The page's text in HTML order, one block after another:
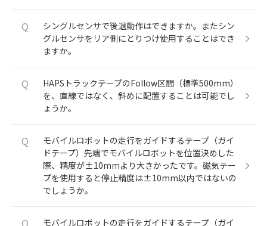
Q
シングルセンサで後退動作はできますか。またシン
グルセンサをリア側にとりつけ使用することはでき
ますか。
Q
HAPSトラックテープのFollow区間（標準500mm）
を、直線ではなく、斜めに配置することは可能でし
ょうか。
Q
モバイルロボットの走行をガイドするテープ（ガイ
ドテープ）先端でモバイルロボットを位置決めした
際、精度が±10mmより大きかったです。磁気テー
プを使用すると停止精度は±10mm以内ではないの
でしょうか。
Q
モバイルロボットの走行をガイドするテープ（ガイ